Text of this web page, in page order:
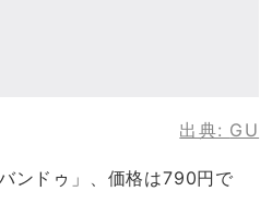
出典: GU
ンドゥ」、価格は790円で